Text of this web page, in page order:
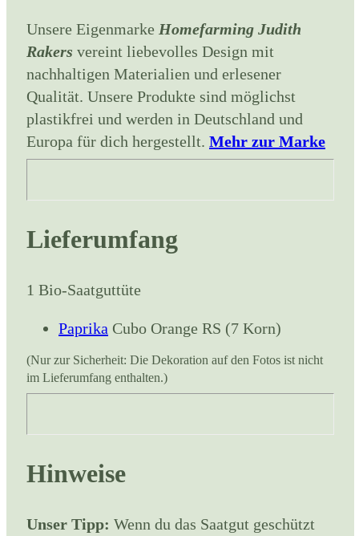
Unsere Eigenmarke Homefarming Judith
Rakers vereint liebevolles Design mit
nachhaltigen Materialien und erlesener
Qualität. Unsere Produkte sind möglichst
plastikfrei und werden in Deutschland und
Europa für dich hergestellt. Mehr zur Marke
Lieferumfang
1 Bio-Saatguttüte
Paprika Cubo Orange RS (7 Korn)
(Nur zur Sicherheit: Die Dekoration auf den Fotos ist nicht
im Lieferumfang enthalten.)
Hinweise
Unser Tipp: Wenn du das Saatgut geschützt